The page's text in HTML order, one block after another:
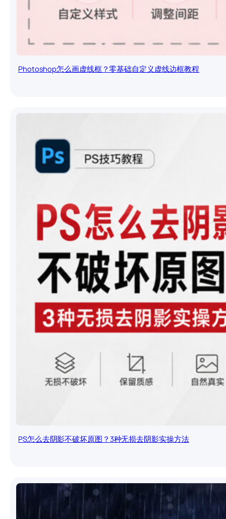
Photoshop怎么画虚线框？零基础自定义虚线边框教程
PS怎么去阴影不破坏原图？3种无损去阴影实操方法